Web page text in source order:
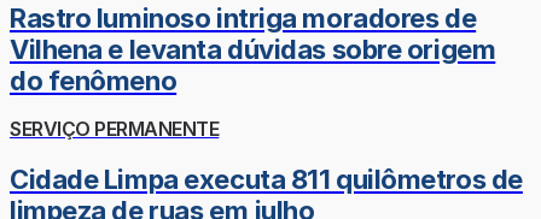
Rastro luminoso intriga moradores de
Vilhena e levanta dúvidas sobre origem
do fenômeno
SERVIÇO PERMANENTE
Cidade Limpa executa 811 quilômetros de
limpeza de ruas em julho